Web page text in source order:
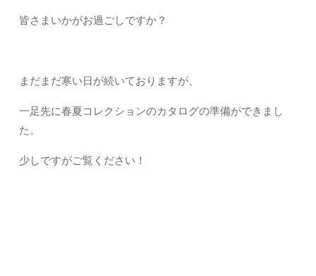
皆さまいかがお過ごしですか？
まだまだ寒い日が続いておりますが、
一足先に春夏コレクションのカタログの準備ができまし
た。
少しですがご覧ください！